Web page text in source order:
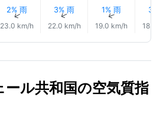
2% 雨
↑
23.0 km/h
3% 雨
↑
22.0 km/h
1% 雨
↑
19.0 km/h
3%
18.0
ール共和国の空気質指